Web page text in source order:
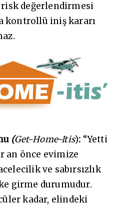
değerlendirmesi
kontrollü iniş kararı
(Get-Home-Itis): “Yetti
an önce evimize
ve sabırsızlık
girme durumudur.
kadar, elindeki